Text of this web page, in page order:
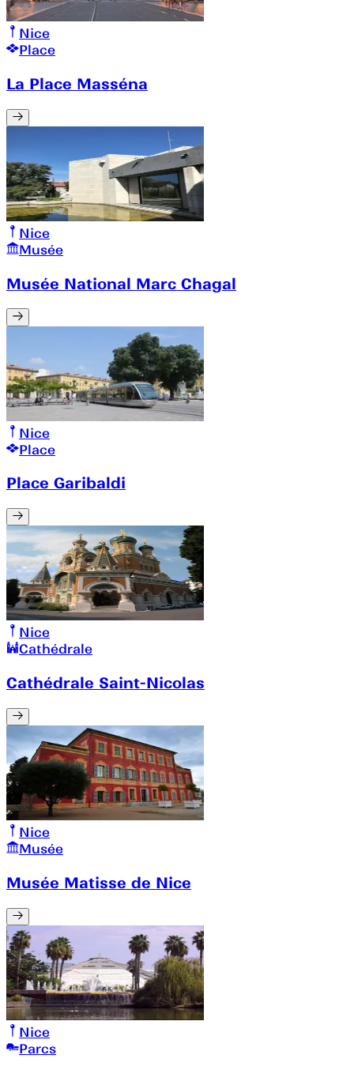
Nice
Place
La Place Masséna
Nice
Musée
Musée National Marc Chagal
Nice
Place
Place Garibaldi
Nice
Cathédrale
Cathédrale Saint-Nicolas
Nice
Musée
Musée Matisse de Nice
Nice
Parcs